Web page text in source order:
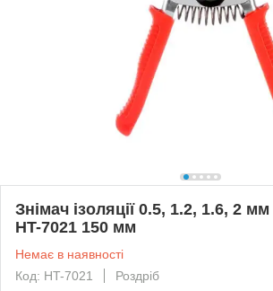
Знімач ізоляції 0.5, 1.2, 1.6, 2
HT-7021 150 мм
Немає в наявності
Код: HT-7021
Роздріб